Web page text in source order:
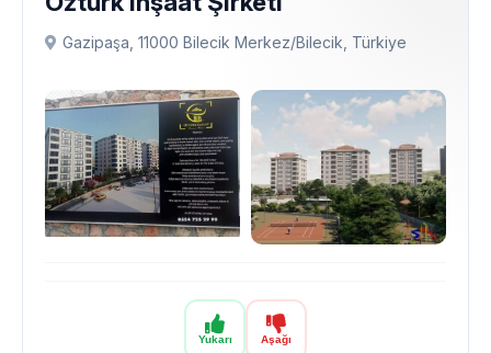
Yukarı Aşağı
Gazipaşa, 11000 Bilecik Merkez/Bilecik, Türkiye